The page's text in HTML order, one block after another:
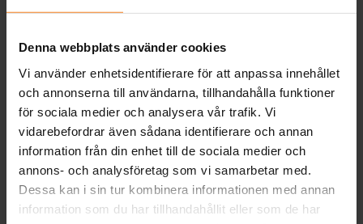
Denna webbplats använder cookies
Vi använder enhetsidentifierare för att anpassa innehållet
och annonserna till användarna, tillhandahålla funktioner
för sociala medier och analysera vår trafik. Vi
vidarebefordrar även sådana identifierare och annan
information från din enhet till de sociala medier och
annons- och analysföretag som vi samarbetar med.
Dessa kan i sin tur kombinera informationen med annan
information som du har tillhandahållit eller som de har
Andra köpte även